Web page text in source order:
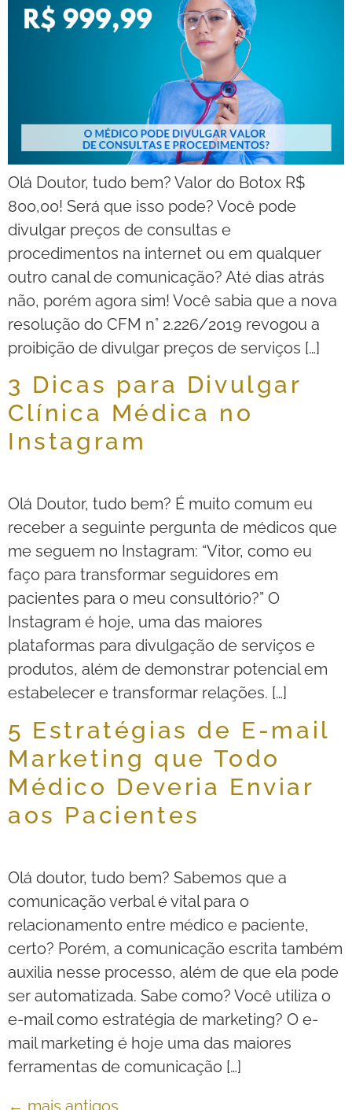
Olá Doutor, tudo bem? Valor do Botox R$
800,00! Será que isso pode? Você pode
divulgar preços de consultas e
procedimentos na internet ou em qualquer
outro canal de comunicação? Até dias atrás
não, porém agora sim! Você sabia que a nova
resolução do CFM n° 2.226/2019 revogou a
proibição de divulgar preços de serviços […]
3 Dicas para Divulgar
Clínica Médica no
Instagram
Olá Doutor, tudo bem? É muito comum eu
receber a seguinte pergunta de médicos que
me seguem no Instagram: “Vitor, como eu
faço para transformar seguidores em
pacientes para o meu consultório?” O
Instagram é hoje, uma das maiores
plataformas para divulgação de serviços e
produtos, além de demonstrar potencial em
estabelecer e transformar relações. […]
5 Estratégias de E-mail
Marketing que Todo
Médico Deveria Enviar
aos Pacientes
Olá doutor, tudo bem? Sabemos que a
comunicação verbal é vital para o
relacionamento entre médico e paciente,
certo? Porém, a comunicação escrita também
auxilia nesse processo, além de que ela pode
ser automatizada. Sabe como? Você utiliza o
e-mail como estratégia de marketing? O e-
mail marketing é hoje uma das maiores
ferramentas de comunicação […]
← mais antigos